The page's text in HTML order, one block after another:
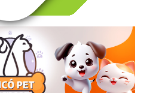
v
g
t
i
o